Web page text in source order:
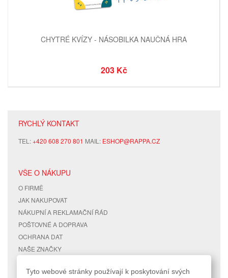
CHYTRÉ KVÍZY - NÁSOBILKA NAUČNÁ HRA
203 Kč
RYCHLÝ KONTAKT
TEL:+420 608 270 801 MAIL: ESHOP@RAPPA.CZ
VŠE O NÁKUPU
O FIRMĚ
JAK NAKUPOVAT
NÁKUPNÍ A REKLAMAČNÍ ŘÁD
POŠTOVNÉ A DOPRAVA
OCHRANA DAT
NAŠE ZNAČKY
Tyto webové stránky používají k poskytování svých